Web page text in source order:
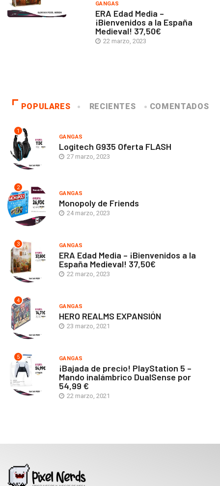
GANGAS
ERA Edad Media –
¡Bienvenidos a la España
Medieval! 37,50€
22 marzo, 2023
POPULARES RECIENTES COMENTADOS
1
GANGAS
Logitech G935 Oferta FLASH
27 marzo, 2023
2
GANGAS
Monopoly de Friends
24 marzo, 2023
3 GANGAS
ERA Edad Media – ¡Bienvenidos a la
España Medieval! 37,50€
22 marzo, 2023
4
GANGAS
HERO REALMS EXPANSIÓN
23 marzo, 2021
5 GANGAS
¡Bajada de precio! PlayStation 5 –
Mando inalámbrico DualSense por
54,99 €
22 marzo, 2021